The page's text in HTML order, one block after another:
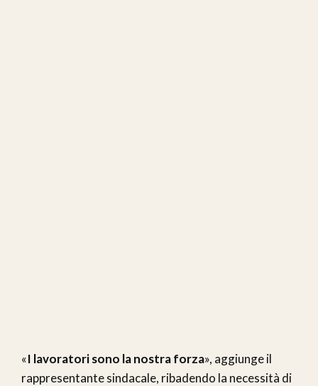
«I lavoratori sono la nostra forza», aggiunge il
rappresentante sindacale, ribadendo la necessità di